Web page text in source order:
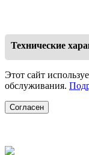
Технические
Этот сайт
обслуживания.
Согласен